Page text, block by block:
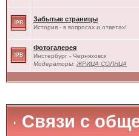
Забытые страницы
История - в вопросах и ответах!
Фотогалерея
Инстербург - Черняховск
Модераторы: ЖРИЦА СОЛНЦА
Связи с